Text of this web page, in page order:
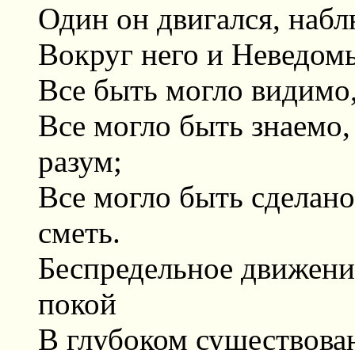
Один он двигался,
Вокруг него и
Все быть могло видимо,
Все могло быть знаемо,
разум;
Все могло быть
сметь.
Беспредельное
покой
В глубоком